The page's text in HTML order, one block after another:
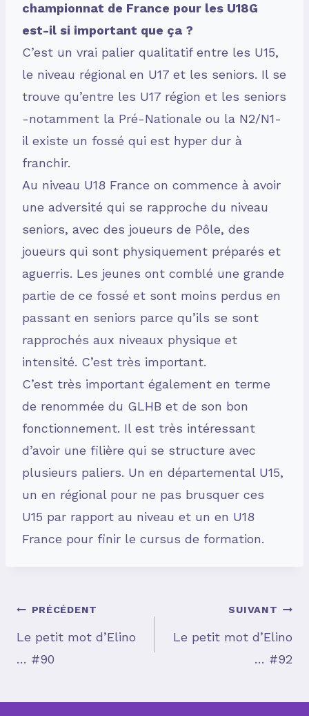
championnat de France pour les U18G
est-il si important que ça ?
C’est un vrai palier qualitatif entre les U15,
le niveau régional en U17 et les seniors. Il se
trouve qu’entre les U17 région et les seniors
-notamment la Pré-Nationale ou la N2/N1-
il existe un fossé qui est hyper dur à
franchir.
Au niveau U18 France on commence à avoir
une adversité qui se rapproche du niveau
seniors, avec des joueurs de Pôle, des
joueurs qui sont physiquement préparés et
aguerris. Les jeunes ont comblé une grande
partie de ce fossé et sont moins perdus en
passant en seniors parce qu’ils se sont
rapprochés aux niveaux physique et
intensité. C’est très important.
C’est très important également en terme
de renommée du GLHB et de son bon
fonctionnement. Il est très intéressant
d’avoir une filière qui se structure avec
plusieurs paliers. Un en départemental U15,
un en régional pour ne pas brusquer ces
U15 par rapport au niveau et un en U18
France pour finir le cursus de formation.
Navigation
de
PRÉCÉDENT
Le petit mot d’Elino
… #90
SUIVANT
Le petit mot d’Elino
… #92